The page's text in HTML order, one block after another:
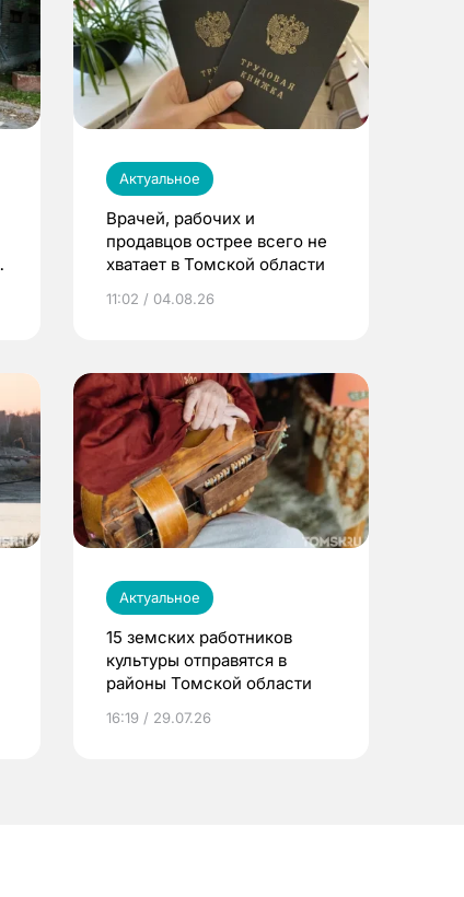
Актуальное
Врачей, рабочих и
продавцов острее всего не
хватает в Томской области
11:02 / 04.08.26
Актуальное
15 земских работников
культуры отправятся в
районы Томской области
16:19 / 29.07.26